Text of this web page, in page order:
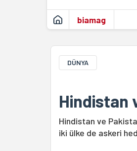
biamag
DÜNYA
Hindistan
Hindistan ve
iki ülke de askeri